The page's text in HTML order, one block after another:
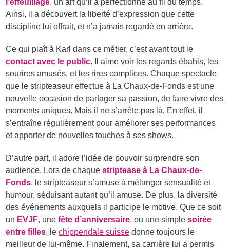
Ainsi, il a découvert la liberté d’expression que cette
discipline lui offrait, et n’a jamais regardé en arrière.
Ce qui plaît à Karl dans ce métier, c’est avant tout le
contact avec le public. Il aime voir les regards ébahis, les
sourires amusés, et les rires complices. Chaque spectacle
que le stripteaseur effectue à La Chaux-de-Fonds est une
nouvelle occasion de partager sa passion, de faire vivre des
moments uniques. Mais il ne s’arrête pas là. En effet, il
s’entraîne régulièrement pour améliorer ses performances
et apporter de nouvelles touches à ses shows.
D’autre part, il adore l’idée de pouvoir surprendre son
audience. Lors de chaquestriptease à La Chaux-de-
Fonds, le stripteaseur s’amuse à mélanger sensualité et
humour, séduisant autant qu’il amuse. De plus, la diversité
des événements auxquels il participe le motive. Que ce soit
un EVJF, unefête d’anniversaire, ou une simplesoirée
entre filles, lechippendale suisse donne toujours le
meilleur de lui-même. Finalement, sa carrière lui a permis